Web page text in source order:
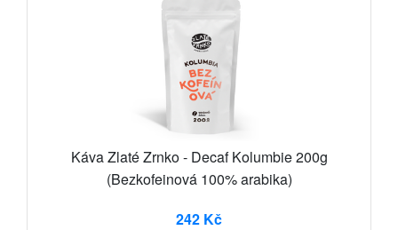
Káva Zlaté Zrnko - Decaf Kolumbie 200g
(Bezkofeinová 100% arabika)
242 Kč